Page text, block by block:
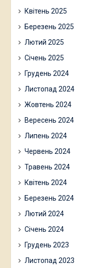
Квітень 2025
Березень 2025
Лютий 2025
Січень 2025
Грудень 2024
Листопад 2024
Жовтень 2024
Вересень 2024
Липень 2024
Червень 2024
Травень 2024
Квітень 2024
Березень 2024
Лютий 2024
Січень 2024
Грудень 2023
Листопад 2023